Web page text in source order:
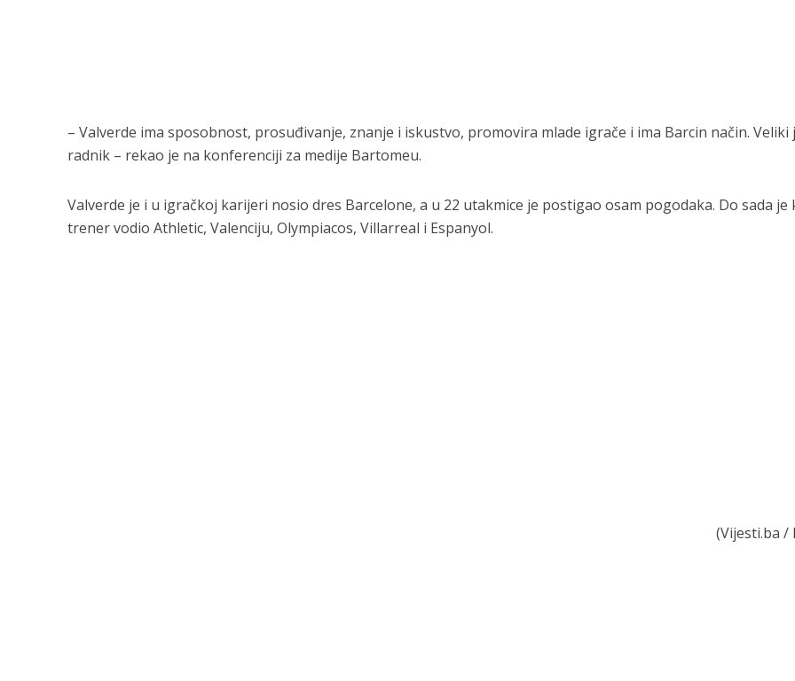
– Valverde ima sposobnost, prosuđivanje, znanje i iskustvo, promovira mlade igrače i ima Barcin način. Veliki
radnik – rekao je na konferenciji za medije Bartomeu.
Valverde je i u igračkoj karijeri nosio dres Barcelone, a u 22 utakmice je postigao osam pogodaka. Do sada je
trener vodio Athletic, Valenciju, Olympiacos, Villarreal i Espanyol.
(Vijesti.ba /